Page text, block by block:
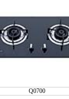
Q0700